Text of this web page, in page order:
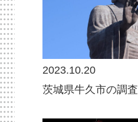
2023.10.20
茨城県牛久市の調査